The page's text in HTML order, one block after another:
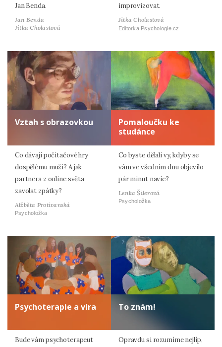
Jan Benda.
Jan Benda
Jitka Cholastová
improvizovat.
Jitka Cholastová
Editorka Psychologie.cz
Vztah s obrazovkou
Co dávají počítačové hry
dospělému muži? A jak
partnera z online světa
zavolat zpátky?
Alžběta Protivanská
Psycholožka
Pomaloučku ke
studánce
Co byste dělali vy, kdyby se
vám ve všedním dnu objevilo
pár minut navíc?
Lenka Šilerová
Psycholožka
Psychoterapie a víra
Bude vám psychoterapeut
To znám!
Opravdu si rozumíme nejlíp,